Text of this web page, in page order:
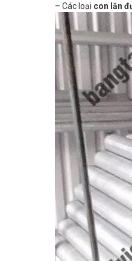
– Các loại con lăn